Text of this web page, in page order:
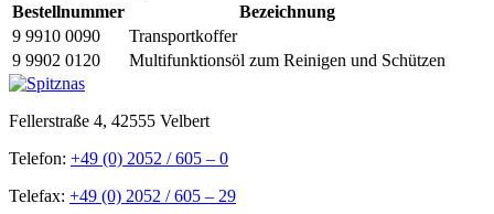
Bestellnummer
Bezeichnung
9 9910 0090
Transportkoffer
9 9902 0120
Multifunktionsöl zum Reinigen und Schützen
Fellerstraße 4, 42555 Velbert
Telefon: +49 (0) 2052 / 605 – 0
Telefax: +49 (0) 2052 / 605 – 29